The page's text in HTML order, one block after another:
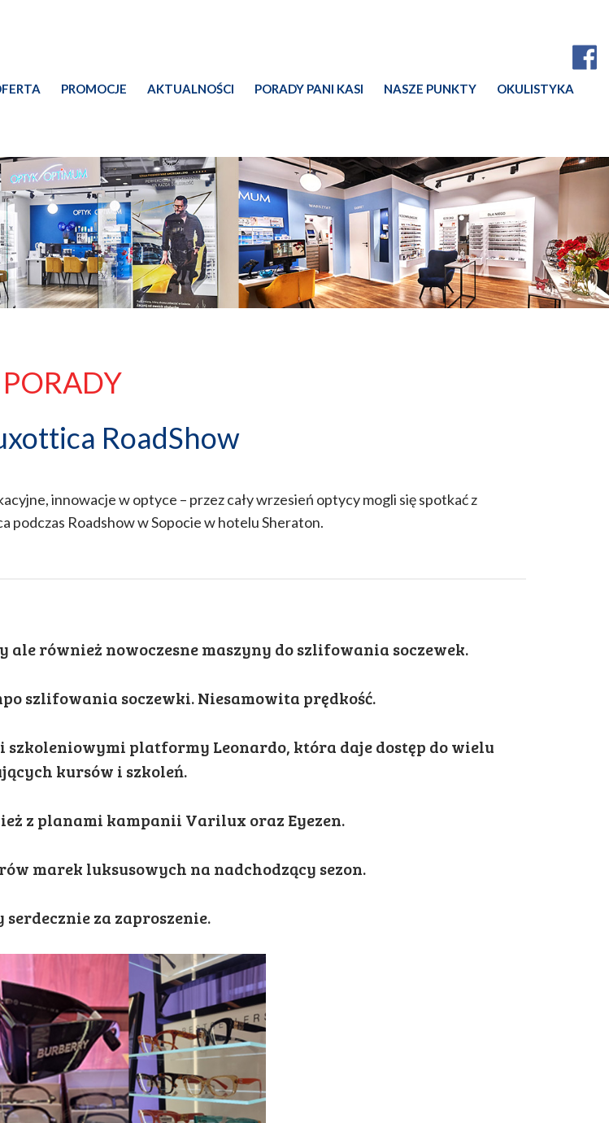
PROMOCJE AKTUALNOŚCI PORADY PANI KASI NASZE PUNKTY OKULISTYKA
PORADY
RoadShow
innowacje w optyce – przez cały wrzesień optycy mogli się spotkać z
podczas Roadshow w Sopocie w hotelu Sheraton.
również nowoczesne maszyny do szlifowania soczewek.
szlifowania soczewki. Niesamowita prędkość.
szkoleniowymi platformy Leonardo, która daje dostęp do wielu
kursów i szkoleń.
z planami kampanii Varilux oraz Eyezen.
marek luksusowych na nadchodzący sezon.
serdecznie za zaproszenie.